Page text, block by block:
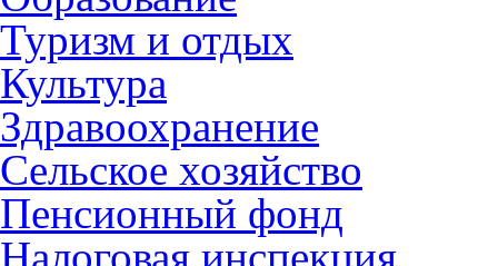
Туризм и отдых
Культура
Здравоохранение
Сельское хозяйство
Пенсионный фонд